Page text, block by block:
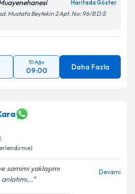
Haritada Göster
Mustafa Beytekin 2 Apt. No: 96/B D:5
10 Ağu
09:00 Daha Fazla
samimi yaklaşımı
Devamı